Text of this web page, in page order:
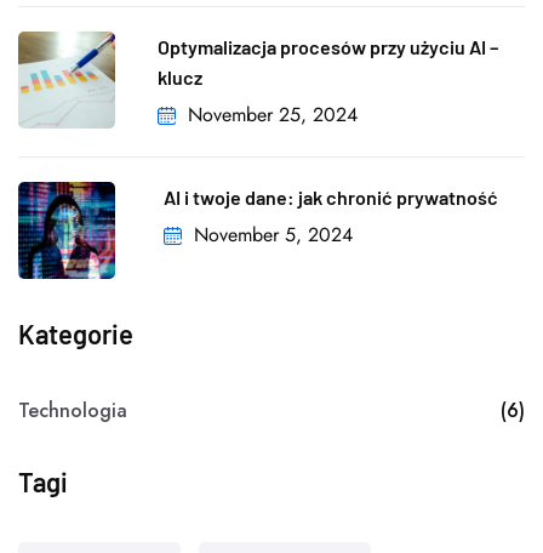
Optymalizacja procesów przy użyciu AI –
klucz
November 25, 2024
AI i twoje dane: jak chronić prywatność
November 5, 2024
Kategorie
Technologia (6)
Tagi